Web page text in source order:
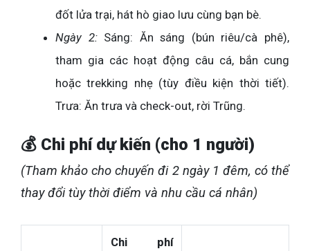
đốt lửa trại, hát hò giao lưu cùng bạn bè.
Ngày 2:Sáng: Ăn sáng (bún riêu/cà phê),
tham gia các hoạt động câu cá, bắn cung
hoặc trekking nhẹ (tùy điều kiện thời tiết).
Trưa: Ăn trưa và check-out, rời Trũng.
💰 Chi phí dự kiến (cho 1 người)
(Tham khảo cho chuyến đi 2 ngày 1 đêm, có thể
thay đổi tùy thời điểm và nhu cầu cá nhân)
Chi phí